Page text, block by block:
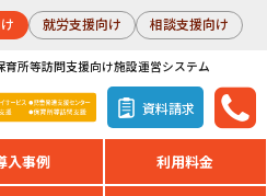
就労支援向け 相談支援向け
育所等訪問支援向け施設運営システム
資料請求
入事例 利用料金